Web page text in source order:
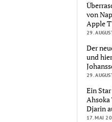
von
Apple
29.
Der
und
29.
Ein
Ahsoka
Djarin
17. MAI